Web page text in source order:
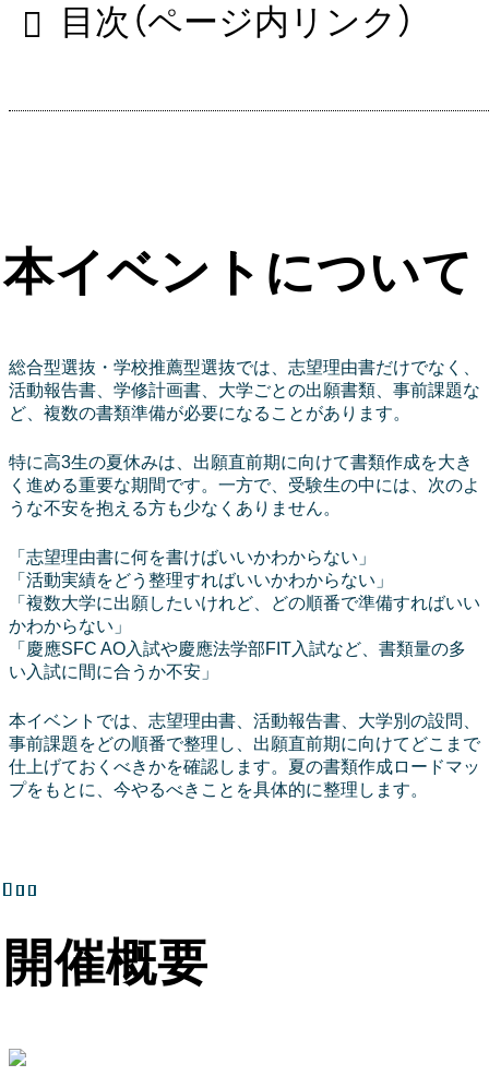
目次（ページ内リンク）
本イベントについて
総合型選抜・学校推薦型選抜では、志望理由書だけでなく、
活動報告書、学修計画書、大学ごとの出願書類、事前課題な
ど、複数の書類準備が必要になることがあります。
特に高3生の夏休みは、出願直前期に向けて書類作成を大き
く進める重要な期間です。一方で、受験生の中には、次のよ
うな不安を抱える方も少なくありません。
「志望理由書に何を書けばいいかわからない」
「活動実績をどう整理すればいいかわからない」
「複数大学に出願したいけれど、どの順番で準備すればいい
かわからない」
「慶應SFC AO入試や慶應法学部FIT入試など、書類量の多
い入試に間に合うか不安」
本イベントでは、志望理由書、活動報告書、大学別の設問、
事前課題をどの順番で整理し、出願直前期に向けてどこまで
仕上げておくべきかを確認します。夏の書類作成ロードマッ
プをもとに、今やるべきことを具体的に整理します。
開催概要